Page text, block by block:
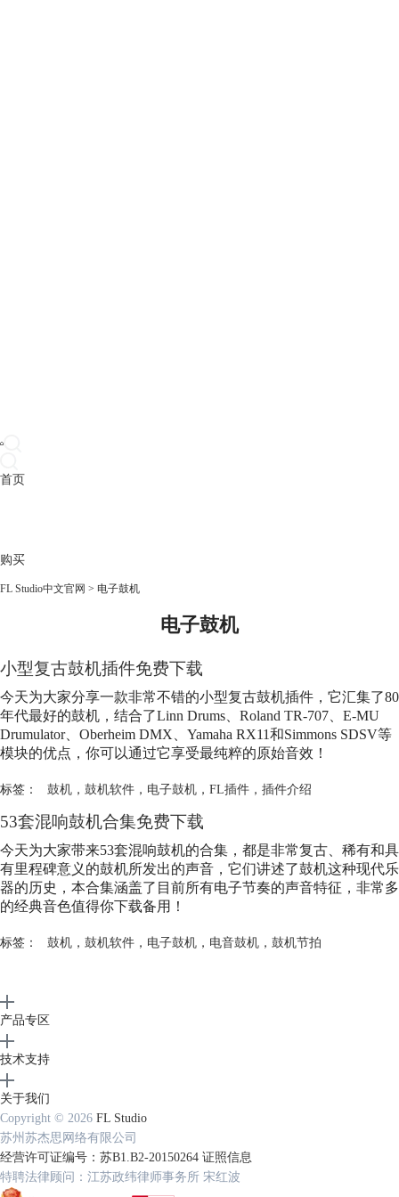
首页
购买
FL Studio中文官网 > 电子鼓机
电子鼓机
小型复古鼓机插件免费下载
今天为大家分享一款非常不错的小型复古鼓机插件，它汇集了80
年代最好的鼓机，结合了Linn Drums、Roland TR-707、E-MU
Drumulator、Oberheim DMX、Yamaha RX11和Simmons SDSV等
模块的优点，你可以通过它享受最纯粹的原始音效！
标签： 鼓机， 鼓机软件， 电子鼓机， FL插件， 插件介绍
53套混响鼓机合集免费下载
今天为大家带来53套混响鼓机的合集，都是非常复古、稀有和具
有里程碑意义的鼓机所发出的声音，它们讲述了鼓机这种现代乐
器的历史，本合集涵盖了目前所有电子节奏的声音特征，非常多
的经典音色值得你下载备用！
标签： 鼓机， 鼓机软件， 电子鼓机， 电音鼓机， 鼓机节拍
产品专区
技术支持
关于我们
Copyright © 2026 FL Studio
苏州苏杰思网络有限公司
经营许可证编号：苏B1.B2-20150264 证照信息
特聘法律顾问：江苏政纬律师事务所 宋红波